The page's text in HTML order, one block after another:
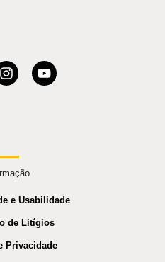
e Usabilidade
de Litígios
Privacidade